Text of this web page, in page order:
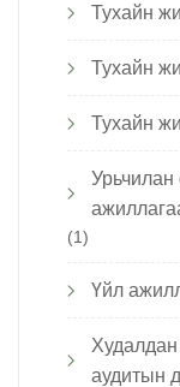
Тухайн
Тухайн
Тухайн
Урьчилан
(1)
Үйл
аудитын